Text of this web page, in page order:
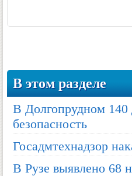
В этом разделе
В Долгопрудном 140
безопасность
Госадмтехнадзор
В Рузе выявлено 68